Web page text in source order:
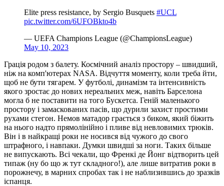
Elite press resistance, by Sergio Busquets #UCL
pic.twitter.com/6UFOBkto4b
— UEFA Champions League (@ChampionsLeague)
May 10, 2023
Грація родом з балету. Космічний аналіз простору – швидший,
ніж на комп'ютерах NASA. Відчуття моменту, коли треба йти,
щоб не бути тягарем. У футболі, динамізм та інтенсивність
якого зростає до нових нереальних меж, навіть Барселона
могла б не поставити на того Бускетса. Геній маленького
простору і замаскованих пасів, що дурили захист простими
рухами стегон. Немов матадор грається з биком, який біжить
на нього надто прямолінійно і пливе від невловимих трюків.
Він і в найкращі роки не носився від чужого до свого
штрафного, і навпаки. Думки швидші за ноги. Таких більше
не випускають. Всі чекали, що Френкі де Йонг відтворить цей
типаж (ну бо що ж тут складного!), але лише витратив роки в
порожнечу, в марних спробах так і не наблизившись до зразків
іспанця.